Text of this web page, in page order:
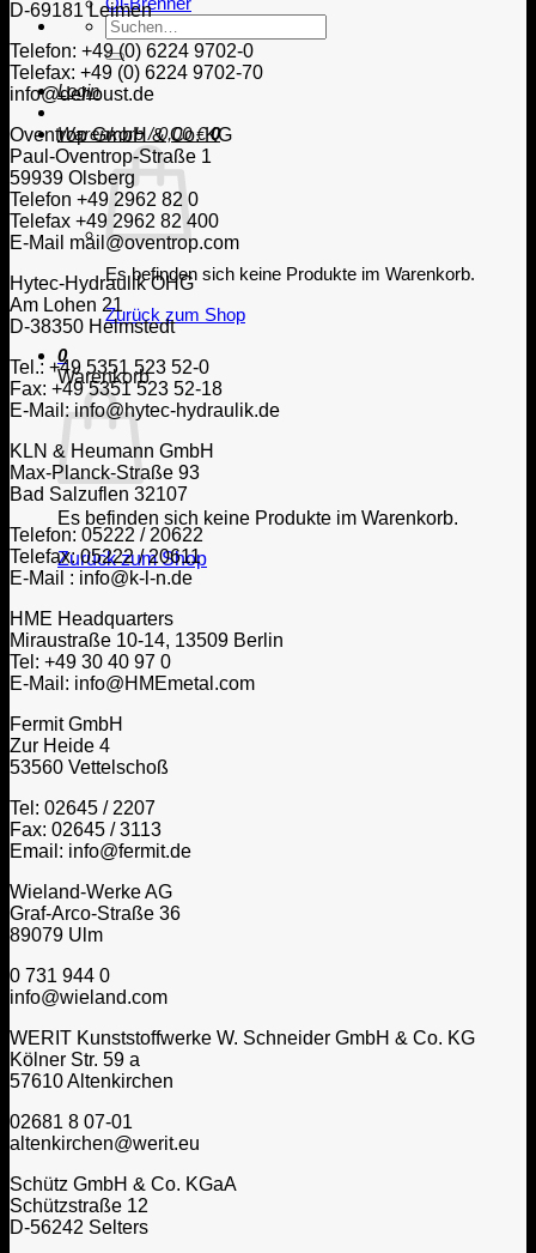
Suche
nach:
Login
Warenkorb /0,00€ 0
Es befinden sich keine Produkte im Warenkorb.
Zurück zum Shop
0
Warenkorb
Es befinden sich keine Produkte im Warenkorb.
Zurück zum Shop
D-69181 Leimen
Telefon: +49 (0) 6224 9702-0
Telefax: +49 (0) 6224 9702-70
info@dehoust.de
Oventrop GmbH & Co. KG
Paul-Oventrop-Straße 1
59939 Olsberg
Telefon +49 2962 82 0
Telefax +49 2962 82 400
E-Mail mail@oventrop.com
Hytec-Hydraulik OHG
Am Lohen 21
D-38350 Helmstedt
Tel.: +49 5351 523 52-0
Fax: +49 5351 523 52-18
E-Mail: info@hytec-hydraulik.de
KLN & Heumann GmbH
Max-Planck-Straße 93
Bad Salzuflen 32107
Telefon: 05222 / 20622
Telefax: 05222 / 20611
E-Mail : info@k-l-n.de
HME Headquarters
Miraustraße 10-14, 13509 Berlin
Tel: +49 30 40 97 0
E-Mail: info@HMEmetal.com
Fermit GmbH
Zur Heide 4
53560 Vettelschoß
Tel: 02645 / 2207
Fax: 02645 / 3113
Email: info@fermit.de
Wieland-Werke AG
Graf-Arco-Straße 36
89079 Ulm
0 731 944 0
info@wieland.com
WERIT Kunststoffwerke W. Schneider GmbH & Co. KG
Kölner Str. 59 a
57610 Altenkirchen
02681 8 07-01
altenkirchen@werit.eu
Schütz GmbH & Co. KGaA
Schützstraße 12
D-56242 Selters